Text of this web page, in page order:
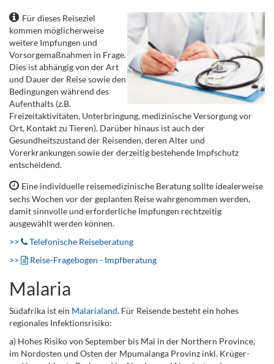
Für dieses Reiseziel
kommen möglicherweise
weitere Impfungen und
Vorsorgemaßnahmen in Frage.
Dies ist abhängig von der Art
und Dauer der Reise sowie den
Bedingungen während des
Aufenthalts (z.B.
Freizeitaktivitäten, Unterbringung, medizinische Versorgung vor
Ort, Kontakt zu Tieren). Darüber hinaus ist auch der
Gesundheitszustand der Reisenden, deren Alter und
Vorerkrankungen sowie der derzeitig bestehende Impfschutz
entscheidend.
Eine individuelle reisemedizinische Beratung sollte idealerweise
sechs Wochen vor der geplanten Reise wahrgenommen werden,
damit sinnvolle und erforderliche Impfungen rechtzeitig
ausgewählt werden können.
>>
Telefonische Reiseberatung
>>
Reise-Fragebogen - Impfberatung
Malaria
Südafrika ist ein Malarialand. Für Reisende besteht ein hohes
regionales Infektionsrisiko:
a) Hohes Risiko von September bis Mai in der Northern Province,
im Nordosten und Osten der Mpumalanga Provinz inkl. Krüger-